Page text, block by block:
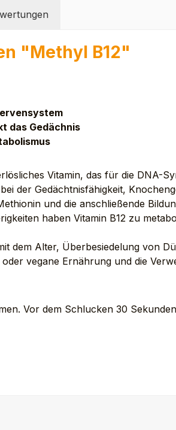
"Methyl B12"
das Gedächnis
Vitamin, das für die
der Gedächtnisfähigkeit,
und die anschließende
haben Vitamin B12 zu
dem Alter, Überbesiedelung von
vegane Ernährung und die
Vor dem Schlucken 30